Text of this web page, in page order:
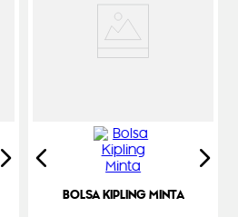
BOLSA KIPLING MINTA